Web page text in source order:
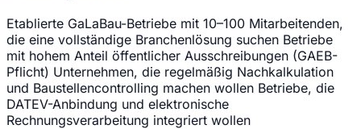
Etablierte GaLaBau-Betriebe mit 10–100 Mitarbeitenden,
die eine vollständige Branchenlösung suchen Betriebe
mit hohem Anteil öffentlicher Ausschreibungen (GAEB-
Pflicht) Unternehmen, die regelmäßig Nachkalkulation
und Baustellencontrolling machen wollen Betriebe, die
DATEV-Anbindung und elektronische
Rechnungsverarbeitung integriert wollen